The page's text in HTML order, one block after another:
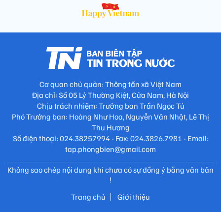
Cơ quan chủ quản: Thông tấn xã Việt Nam
Địa chỉ: Số 05 Lý Thường Kiệt, Cửa Nam, Hà Nội
Chịu trách nhiệm: Trưởng ban Trần Ngọc Tú
Phó Trưởng ban: Hoàng Như Hoa, Nguyễn Văn Nhật, Lê Thị
Thu Hương
Số điện thoại: 024.38257994 - Fax: 024.3826.7981 - Email:
tap.phongbien@gmail.com
Không sao chép nội dung khi chưa có sự đồng ý bằng văn bản
!
Trang chủ
Giới thiệu